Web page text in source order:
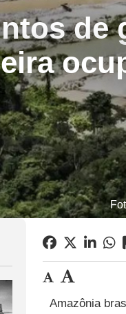
de
Amazônia